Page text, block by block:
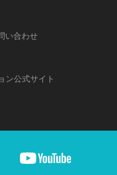
い合わせ
ン公式サイト